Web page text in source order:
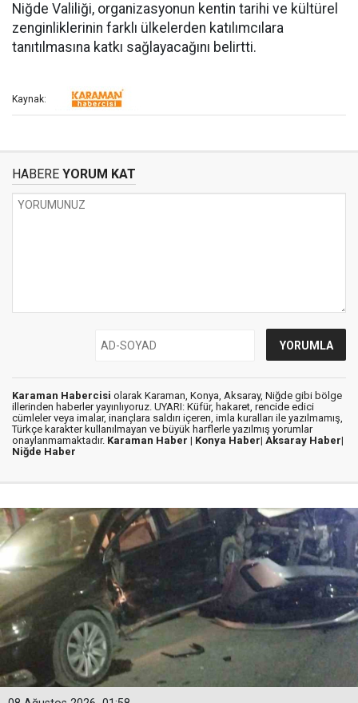
Niğde Valiliği, organizasyonun kentin tarihi ve kültürel
zenginliklerinin farklı ülkelerden katılımcılara
tanıtılmasına katkı sağlayacağını belirtti.
Kaynak:
HABERE YORUM KAT
Karaman Habercisi olarak Karaman, Konya, Aksaray, Niğde gibi bölge
illerinden haberler yayınlıyoruz. UYARI: Küfür, hakaret, rencide edici
cümleler veya imalar, inançlara saldırı içeren, imla kuralları ile yazılmamış,
Türkçe karakter kullanılmayan ve büyük harflerle yazılmış yorumlar
onaylanmamaktadır. Karaman Haber | Konya Haber| Aksaray Haber|
Niğde Haber